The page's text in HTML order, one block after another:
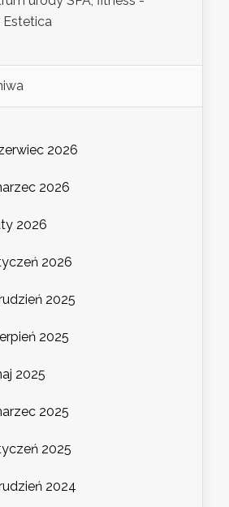
Estetica
2026
2026
2026
2026
2025
2025
2025
2025
2025
2024